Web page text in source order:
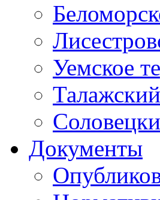
Уемское
Документы